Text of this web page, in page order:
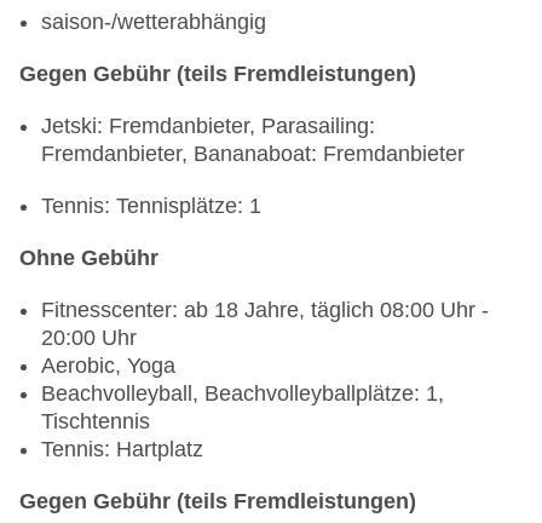
notwendig, ohne Gebühr, Mai - Oktober, 13:00
Kinderhochstuhl
Reservierung nicht notwendig, ohne Gebühr, Mai
- Oktober, täglich 08:00 Uhr - 23:00 Uhr,
Kinderhochstuhl, angemessene Kleidung
Bars & mehr: 4
Dezember, täglich 24 Stunden
Patisserie „Patisserie“: Januar - Dezember,
täglich 10:00 Uhr - 17:30 Uhr, ohne Gebühr
Snack Bar „Maison Plage“: Mai - Oktober, täglich
08:00 Uhr - 23:00 Uhr, ohne Gebühr
Poolbar Outdoor „Pool Bar“: April - Oktober,
saison-/wetterabhängig
Gegen Gebühr (teils Fremdleistungen)
Jetski: Fremdanbieter, Parasailing:
Fremdanbieter, Bananaboat: Fremdanbieter
Tennis: Tennisplätze: 1
Ohne Gebühr
Fitnesscenter: ab 18 Jahre, täglich 08:00 Uhr -
20:00 Uhr
Aerobic, Yoga
Beachvolleyball, Beachvolleyballplätze: 1,
Tischtennis
Tennis: Hartplatz
Gegen Gebühr (teils Fremdleistungen)